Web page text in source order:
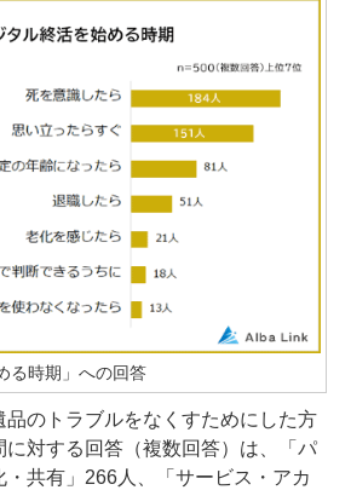
る時期」への回答
のトラブルをなくすためにした方
に対する回答（複数回答）は、「パ
・共有」266人、「サービス・アカ